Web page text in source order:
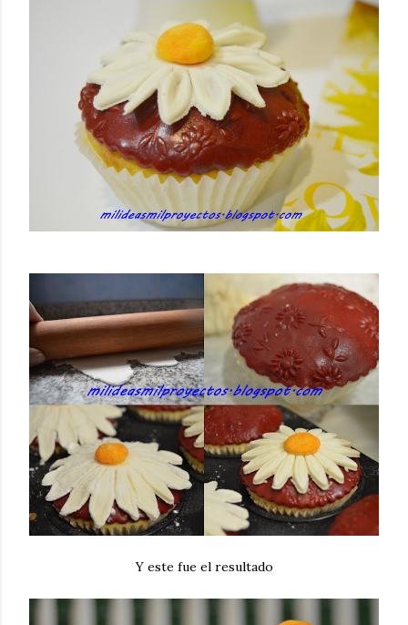
Y este fue el resultado